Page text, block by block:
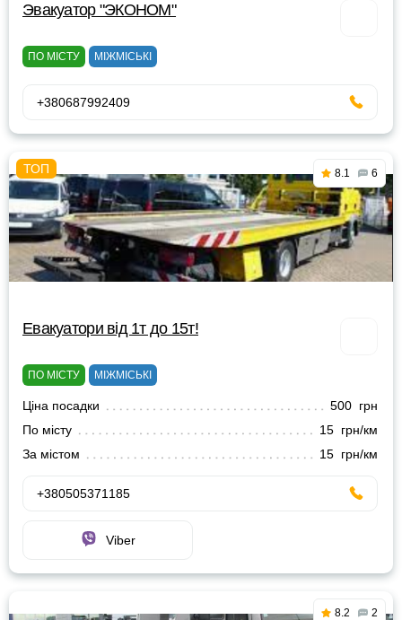
Эвакуатор "ЭКОНОМ"
ПО МІСТУ МІЖМІСЬКІ
+380687992409
8.1 6
Евакуатори від 1т до 15т!
ПО МІСТУ МІЖМІСЬКІ
Ціна посадки
500 грн
По місту
15 грн/км
За містом
15 грн/км
+380505371185
Viber
8.2 2